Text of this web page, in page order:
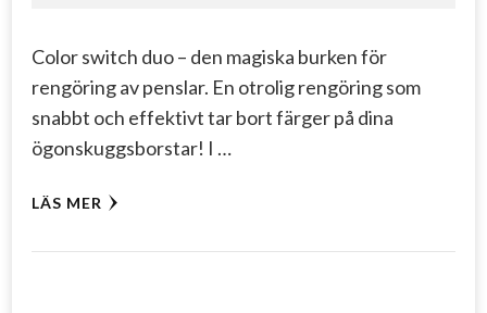
Color switch duo – den magiska burken för
rengöring av penslar. En otrolig rengöring som
snabbt och effektivt tar bort färger på dina
ögonskuggsborstar! I …
LÄS MER